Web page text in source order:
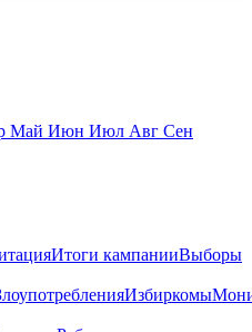
Май Июн Июл Авг Сен
Итоги кампанииВыборы
Избиркомы